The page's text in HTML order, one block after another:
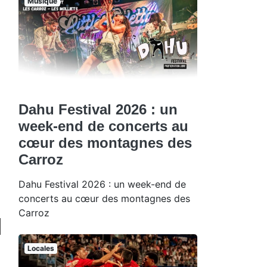
Dahu Festival 2026 : un
week-end de concerts au
cœur des montagnes des
Carroz
Dahu Festival 2026 : un week-end de
concerts au cœur des montagnes des
Carroz
Locales